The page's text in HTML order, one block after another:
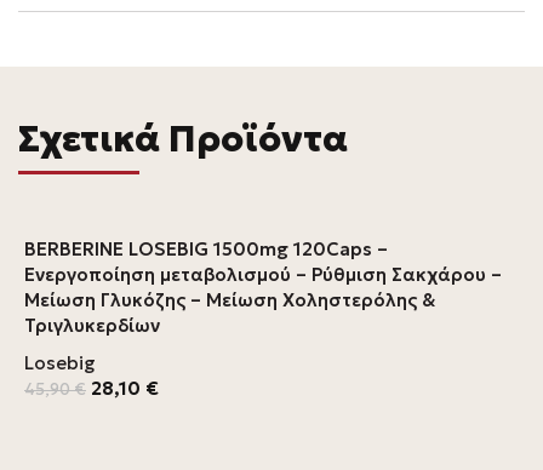
Σχετικά Προϊόντα
BERBERINE LOSEBIG 1500mg 120Caps –
Ενεργοποίηση μεταβολισμού – Ρύθμιση Σακχάρου –
Μείωση Γλυκόζης – Μείωση Χοληστερόλης &
Τριγλυκερδίων
Losebig
45,90€ 28,10 €